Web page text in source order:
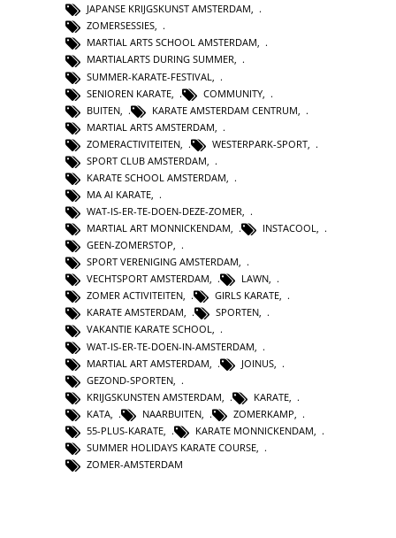
JAPANSE KRIJGSKUNST AMSTERDAM,
ZOMERSESSIES,
MARTIAL ARTS SCHOOL AMSTERDAM,
MARTIALARTS DURING SUMMER,
SUMMER-KARATE-FESTIVAL
SENIOREN KARATE
COMMUNITY
BUITEN
KARATE AMSTERDAM CENTRUM
MARTIAL ARTS AMSTERDAM
ZOMERACTIVITEITEN
WESTERPARK-SPORT
SPORT CLUB AMSTERDAM
KARATE SCHOOL AMSTERDAM
MA AI KARATE
WAT-IS-ER-TE-DOEN-DEZE-ZOMER,
MARTIAL ART MONNICKENDAM, INSTACOOL,
GEEN-ZOMERSTOP,
SPORT VERENIGING AMSTERDAM,
VECHTSPORT AMSTERDAM, LAWN,
ZOMER ACTIVITEITEN, GIRLS KARATE,
KARATE AMSTERDAM, SPORTEN,
VAKANTIE KARATE SCHOOL,
WAT-IS-ER-TE-DOEN-IN-AMSTERDAM
MARTIAL ART AMSTERDAM
JOINUS
GEZOND-SPORTEN
KRIJGSKUNSTEN AMSTERDAM
KARATE
KATA
NAARBUITEN ZOMERKAMP
55-PLUS-KARATE
KARATE MONNICKENDAM
SUMMER HOLIDAYS KARATE COURSE
ZOMER-AMSTERDAM